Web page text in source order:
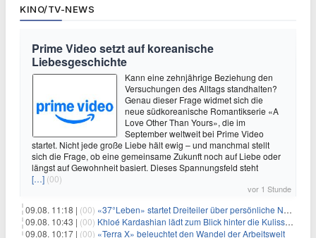
KINO/TV-NEWS
Prime Video setzt auf koreanische
Liebesgeschichte
Kann eine zehnjährige Beziehung den
Versuchungen des Alltags standhalten?
Genau dieser Frage widmet sich die
neue südkoreanische Romantikserie «A
Love Other Than Yours», die im
September weltweit bei Prime Video
startet. Nicht jede große Liebe hält ewig – und manchmal stellt
sich die Frage, ob eine gemeinsame Zukunft noch auf Liebe oder
längst auf Gewohnheit basiert. Dieses Spannungsfeld steht
[…] (00)
vor 1 Stunde
09.08. 11:18 | (00) «37°Leben» startet Dreiteiler über persönliche Neuanfänge
09.08. 10:43 | (00) Khloé Kardashian lädt zum Blick hinter die Kulissen ihres Freundeskreises
09.08. 10:17 | (00) «Terra X» beleuchtet den Wandel der Arbeitswelt